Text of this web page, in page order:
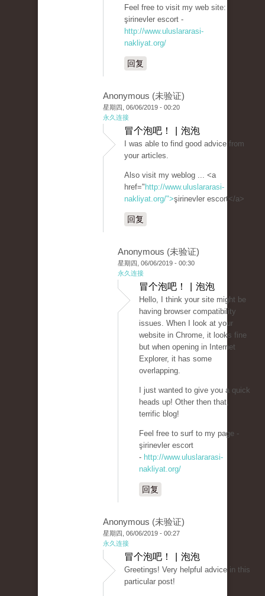
Feel free to visit my web site:
şirinevler escort -
http://www.uluslararasi-
nakliyat.org/
回复
Anonymous (未验证)
星期四, 06/06/2019 - 00:20
永久连接
冒个泡吧！ | 泡泡
I was able to find good advice from
your articles.
Also visit my weblog ... <a
href=" http://www.uluslararasi-
nakliyat.org/">şirinevler escort</a>
回复
Anonymous (未验证)
星期四, 06/06/2019 - 00:30
永久连接
冒个泡吧！ | 泡泡
Hello, I think your site might be
having browser compatibility
issues. When I look at your
website in Chrome, it looks fine
but when opening in Internet
Explorer, it has some
overlapping.
I just wanted to give you a quick
heads up! Other then that,
terrific blog!
Feel free to surf to my page -
şirinevler escort
- http://www.uluslararasi-
nakliyat.org/
回复
Anonymous (未验证)
星期四, 06/06/2019 - 00:27
永久连接
冒个泡吧！ | 泡泡
Greetings! Very helpful advice in this
particular post!